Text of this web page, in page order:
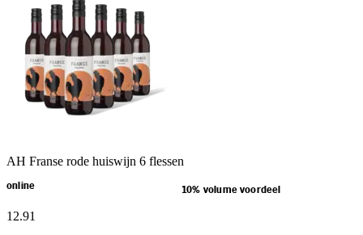
AH Franse rode huiswijn 6 flessen
online 10% volume voordeel
12.91